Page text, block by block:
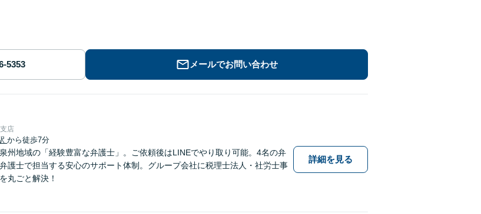
メールでお問い合わせ
店
から徒歩7分
州地域の「経験豊富な弁護士」。ご依頼後はLINEでやり取り可能。4名の弁
護士で担当する安心のサポート体制。グループ会社に税理士法人・社労士事
丸ごと解決！
詳細を見る